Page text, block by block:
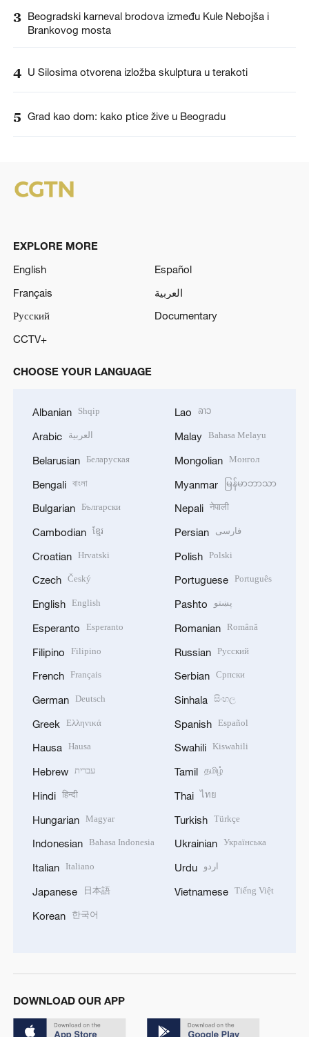
3 Beogradski karneval brodova između Kule Nebojša i
Brankovog mosta
4 U Silosima otvorena izložba skulptura u terakoti
5 Grad kao dom: kako ptice žive u Beogradu
EXPLORE MORE
English
Español
Français
العربية
Русский
Documentary
CCTV+
CHOOSE YOUR LANGUAGE
Albanian Shqip
Arabic العربية
Belarusian Беларуская
Bengali বাংলা
Bulgarian Български
Cambodian ខ្មែរ
Croatian Hrvatski
Czech Český
English English
Esperanto Esperanto
Filipino Filipino
French Français
German Deutsch
Greek Ελληνικά
Hausa Hausa
Hebrew עברית
Hindi हिन्दी
Hungarian Magyar
Indonesian Bahasa Indonesia
Italian Italiano
Japanese 日本語
Korean 한국어
Lao ລາວ
Malay Bahasa Melayu
Mongolian Монгол
Myanmar မြန်မာဘာသာ
Nepali नेपाली
Persian فارسی
Polish Polski
Portuguese Português
Pashto پښتو
Romanian Română
Russian Русский
Serbian Српски
Sinhala සිංහල
Spanish Español
Swahili Kiswahili
Tamil தமிழ்
Thai ไทย
Turkish Türkçe
Ukrainian Українська
Urdu اردو
Vietnamese Tiếng Việt
DOWNLOAD OUR APP